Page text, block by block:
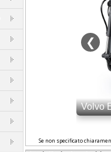
Se non specificato